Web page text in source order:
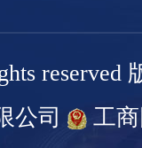
reserved
公司
工